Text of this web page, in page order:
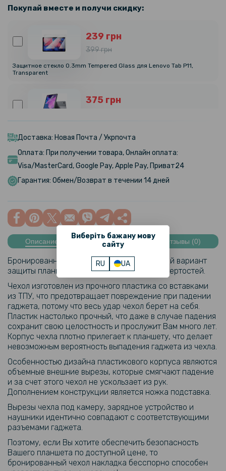
Виберіть бажану мову
сайту
RU UA
Покупай вместе и получи скидку:
239 грн
399 грн
Защитное стекло 0.3mm Tempered Glass для Lenovo Tab P11,
Transparent
375 грн
Tab P11 / P11 Plus, Transparent
219 грн
389 грн
Transparent
199 грн
299 грн
Защитное стекло 0.3mm Tempered Glass для Realme Pad 10.4,
Transparent
179 грн
279 грн
Защитное стекло 0.3mm Tempered Glass для Samsung Galaxy Tab
S8, Transparent
Защитное стекло 0.3mm Tempered Glass для Samsung Galaxy Tab
S8 Plus, Transparent
237 грн
Защитное стекло 0.3mm Tempered Glass для Samsung Galaxy Tab
A8 10.5, Transparent
Доставка: Новая Почта / Укрпочта
Оплата: При получении товара, Онлайн оплата:
Visa/MasterCard, Google Pay, Apple Pay, Приват24
Гарантия: Обмен/Возврат в течении 14 дней
Описание Характеристики Отзывы (0)
Бронированный чехол накладка- это лучший вариант
защиты планшета от ударов, царапин и потертостей.
Чехол изготовлен из прочного пластика со вставками
из ТПУ, что предотвращает повреждение при падении
гаджета, потому что весь удар чехол берет на себя.
Пластик настолько прочный, что даже в случае падения
сохранит свою целостность и прослужит Вам много лет.
Корпус чехла плотно прилегает к планшету, что делает
невозможным вероятность выпадения гаджета из чехла.
Особенностью дизайна пластикового корпуса являются
объемные внешние вырезы, которые смягчают падение
и за счет этого чехол не ускользает из рук.
Дополнением конструкции является ножка подставка.
Вырезы чехла под камеру, зарядное устройство и
наушники идентично совпадают с соответствующими
разъемами гаджета.
Поэтому, если Вы хотите обеспечить безопасность
Вашего планшета по доступной цене, то
бронированный чехол накладка бесспорно способен